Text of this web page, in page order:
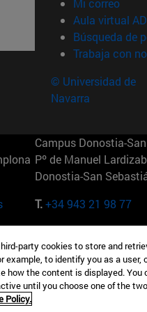
Mi correo
Aula virtual
Búsqueda de
Trabaja con
© Universidad de
Navarra
Campus Donostia-
Pº de Manuel
Donostia-San
T.+34 943 21 98 77
165 W 57th St 10019-
EE.UU
T.+1 646 346 8850
party cookies to store and
to identify you as a user,
how the content is displayed.
until you choose one of the
Policy.